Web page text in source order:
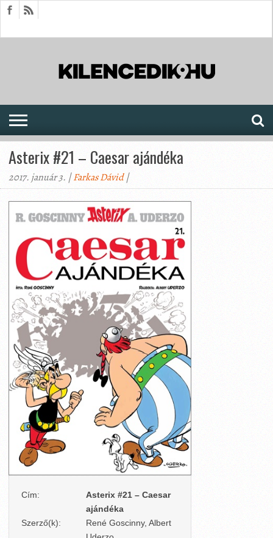
Asterix #21 – Caesar ajándéka
2017. január 3. |Farkas Dávid|
Cím:
Asterix #21 – Caesar
ajándéka
Szerző(k):
René Goscinny, Albert